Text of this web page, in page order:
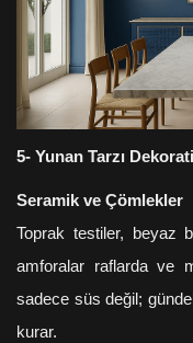
5- Yunan Tarzı
Seramik ve Çömlekler
Toprak testiler, beyaz
amforalar raflarda ve
sadece süs değil;
kurar.